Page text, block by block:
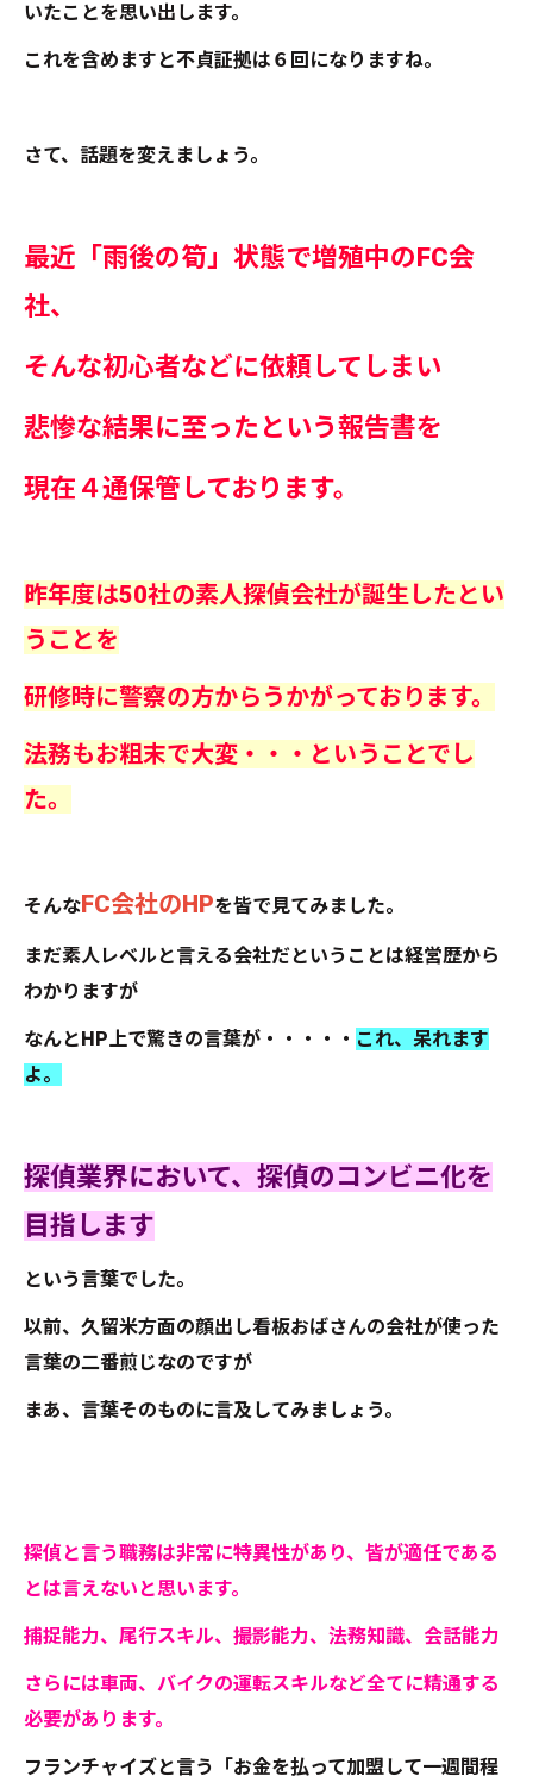
いたことを思い出します。
これを含めますと不貞証拠は６回になりますね。
さて、話題を変えましょう。
最近「雨後の筍」状態で増殖中のFC会
社、
そんな初心者などに依頼してしまい
悲惨な結果に至ったという報告書を
現在４通保管しております。
昨年度は50社の素人探偵会社が誕生したとい
うことを
研修時に警察の方からうかがっております。
法務もお粗末で大変・・・ということでし
た。
そんなFC会社のHPを皆で見てみました。
まだ素人レベルと言える会社だということは経営歴から
わかりますが
なんとHP上で驚きの言葉が・・・・・ これ、呆れます
よ。
探偵業界において、探偵のコンビニ化を
目指します
という言葉でした。
以前、久留米方面の顔出し看板おばさんの会社が使った
言葉の二番煎じなのですが
まあ、言葉そのものに言及してみましょう。
探偵と言う職務は非常に特異性があり、皆が適任である
とは言えないと思います。
捕捉能力、尾行スキル、撮影能力、法務知識、会話能力
さらには車両、バイクの運転スキルなど全てに精通する
必要があります。
フランチャイズと言う「お金を払って加盟して一週間程